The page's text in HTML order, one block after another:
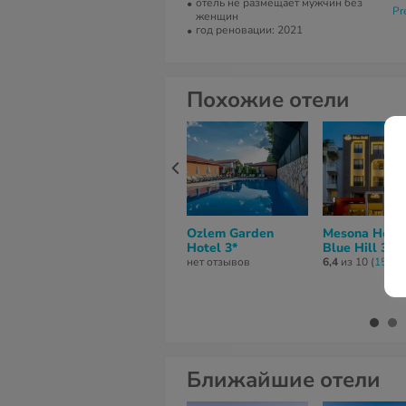
женщин
год реновации: 2021
Похожие отели
Ozlem Garden
Hotel 3*
нет отзывов
Mesona Hotels
Blue Hill 3*
6,4 из 10 (15
Ближайшие отели